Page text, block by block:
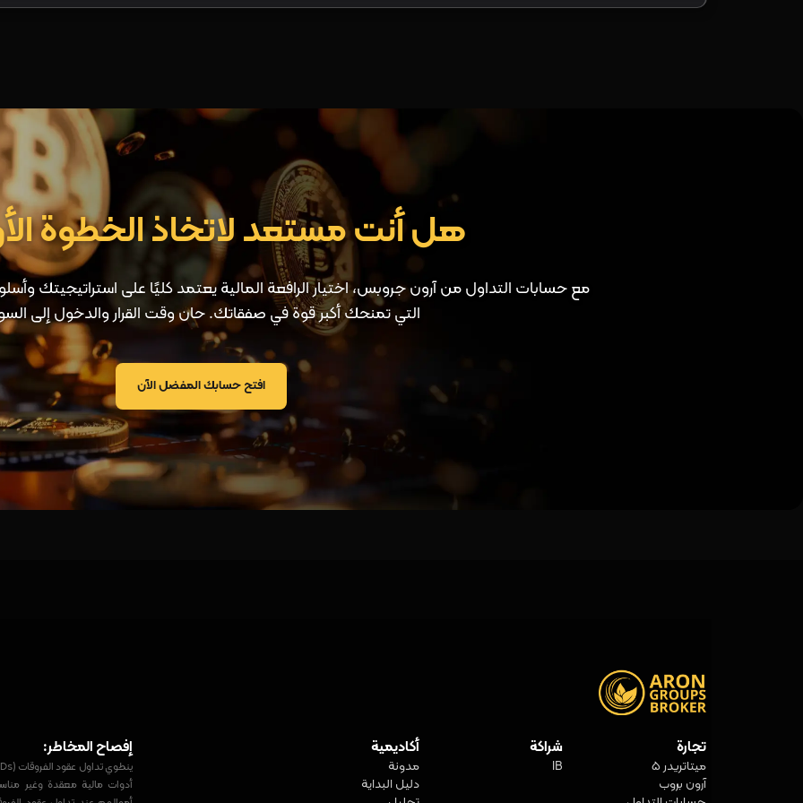
هل أنت مستعد لاتخاذ الخطوة
مع حسابات التداول من آرون جروبس، اختيار الرافعة المالية يعتمد كليًا على استراتيجيتك
التي تمنحك أكبر قوة في صفقاتك. حان وقت القرار والدخول إلى
افتح حسابك المفضل الآن
تجارة
ميتاتريدر 5
آرون بروب
شراكة
IB
أكاديمية
مدونة
دليل البداية
إفصاح المخاطر: